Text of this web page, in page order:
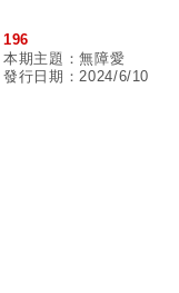
196
本期主題：無障愛
發行日期：2024/6/10